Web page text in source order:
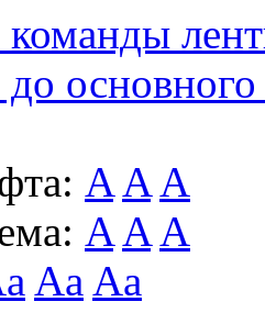
команды
основного
A A A
A A A
Aa Aa